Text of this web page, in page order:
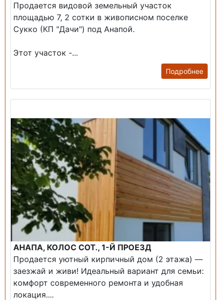
Продается видовой земельный участок
площадью 7, 2 сотки в живописном поселке
Сукко (КП "Дачи") под Анапой.
Этот участок -...
Подробнее
АНАПА, КОЛОС СОТ., 1-Й ПРОЕЗД
Продается уютный кирпичный дом (2 этажа) —
заезжай и живи! ​Идеальный вариант для семьи:
комфорт современного ремонта и удобная
локация....